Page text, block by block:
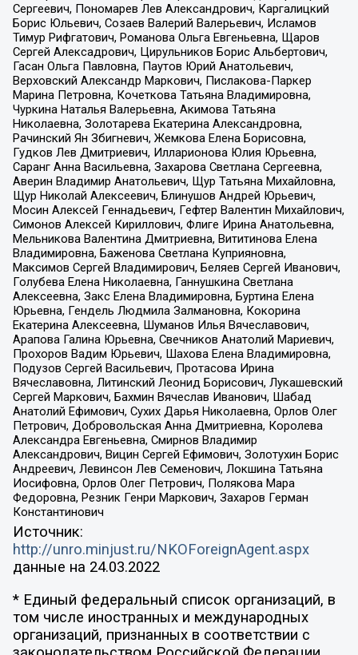
Сергеевич, Пономарев Лев Александрович, Каргалицкий
Борис Юльевич, Созаев Валерий Валерьевич, Исламов
Тимур Рифгатович, Романова Ольга Евгеньевна, Щаров
Сергей Алексадрович, Цирульников Борис Альбертович,
Гасан Ольга Павловна, Паутов Юрий Анатольевич,
Верховский Александр Маркович, Пислакова-Паркер
Марина Петровна, Кочеткова Татьяна Владимировна,
Чуркина Наталья Валерьевна, Акимова Татьяна
Николаевна, Золотарева Екатерина Александровна,
Рачинский Ян Збигневич, Жемкова Елена Борисовна,
Гудков Лев Дмитриевич, Илларионова Юлия Юрьевна,
Саранг Анна Васильевна, Захарова Светлана Сергеевна,
Аверин Владимир Анатольевич, Щур Татьяна Михайловна,
Щур Николай Алексеевич, Блинушов Андрей Юрьевич,
Мосин Алексей Геннадьевич, Гефтер Валентин Михайлович,
Симонов Алексей Кириллович, Флиге Ирина Анатольевна,
Мельникова Валентина Дмитриевна, Вититинова Елена
Владимировна, Баженова Светлана Куприяновна,
Максимов Сергей Владимирович, Беляев Сергей Иванович,
Голубева Елена Николаевна, Ганнушкина Светлана
Алексеевна, Закс Елена Владимировна, Буртина Елена
Юрьевна, Гендель Людмила Залмановна, Кокорина
Екатерина Алексеевна, Шуманов Илья Вячеславович,
Арапова Галина Юрьевна, Свечников Анатолий Мариевич,
Прохоров Вадим Юрьевич, Шахова Елена Владимировна,
Подузов Сергей Васильевич, Протасова Ирина
Вячеславовна, Литинский Леонид Борисович, Лукашевский
Сергей Маркович, Бахмин Вячеслав Иванович, Шабад
Анатолий Ефимович, Сухих Дарья Николаевна, Орлов Олег
Петрович, Добровольская Анна Дмитриевна, Королева
Александра Евгеньевна, Смирнов Владимир
Александрович, Вицин Сергей Ефимович, Золотухин Борис
Андреевич, Левинсон Лев Семенович, Локшина Татьяна
Иосифовна, Орлов Олег Петрович, Полякова Мара
Федоровна, Резник Генри Маркович, Захаров Герман
Константинович
Источник:
http://unro.minjust.ru/NKOForeignAgent.aspx
данные на 24.03.2022
* Единый федеральный список организаций, в
том числе иностранных и международных
организаций, признанных в соответствии с